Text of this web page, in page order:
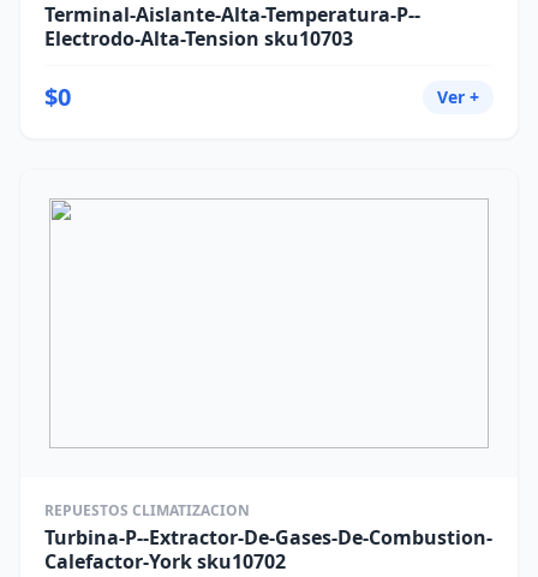
Terminal-Aislante-Alta-Temperatura-P--
Electrodo-Alta-Tension sku10703
$0 Ver +
REPUESTOS CLIMATIZACION
Turbina-P--Extractor-De-Gases-De-Combustion-
Calefactor-York sku10702